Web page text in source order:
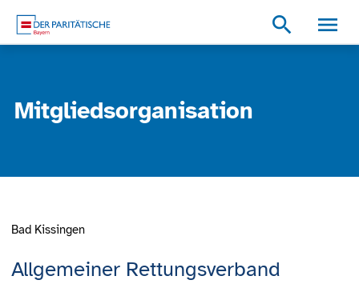
search
Mitgliedsorganisation
Allgemeiner Rettungsverband
Bad Kissingen